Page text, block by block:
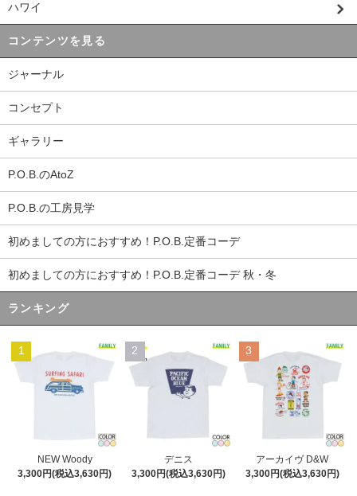
ハワイ
コンテンツを見る
ジャーナル
コンセプト
ギャラリー
P.O.B.のAtoZ
P.O.B.の工房見学
初めましての方におすすめ！P.O.B.定番コーデ
初めましての方におすすめ！P.O.B.定番コーデ 秋・冬
ランキング
1
NEW Woody
3,300円(税込3,630円)
2
デニス
3,300円(税込3,630円)
3
アーカイヴ D&W
3,300円(税込3,630円)